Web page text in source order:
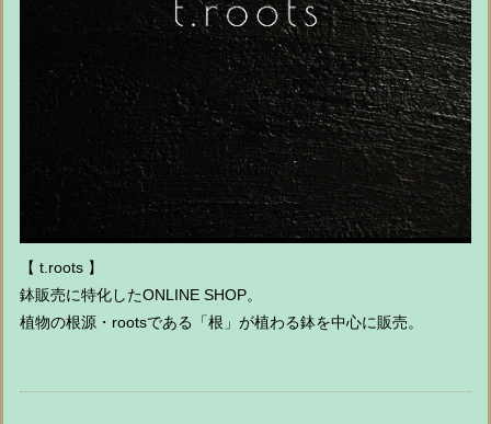
【 t.roots 】
鉢販売に特化したONLINE SHOP。
植物の根源・rootsである「根」が植わる鉢を中心に販売。